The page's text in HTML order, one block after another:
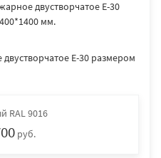
E-30 размером
RAL 9016
руб.